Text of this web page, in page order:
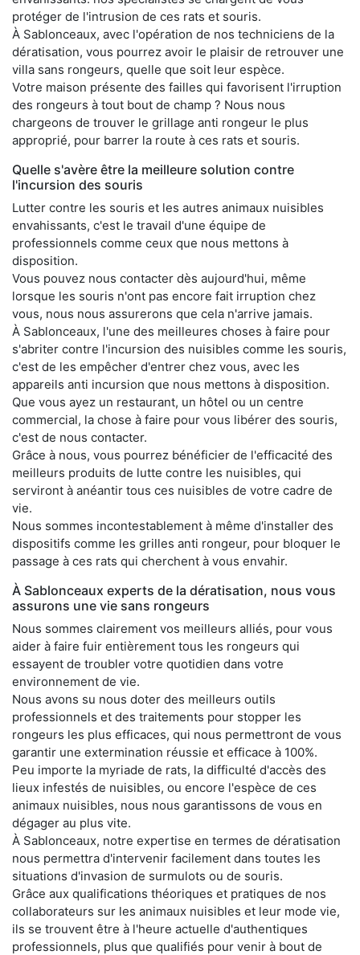
protéger de l'intrusion de ces rats et souris.
À Sablonceaux, avec l'opération de nos techniciens de la
dératisation, vous pourrez avoir le plaisir de retrouver une
villa sans rongeurs, quelle que soit leur espèce.
Votre maison présente des failles qui favorisent l'irruption
des rongeurs à tout bout de champ ? Nous nous
chargeons de trouver le grillage anti rongeur le plus
approprié, pour barrer la route à ces rats et souris.
Quelle s'avère être la meilleure solution contre
l'incursion des souris
Lutter contre les souris et les autres animaux nuisibles
envahissants, c'est le travail d'une équipe de
professionnels comme ceux que nous mettons à
disposition.
Vous pouvez nous contacter dès aujourd'hui, même
lorsque les souris n'ont pas encore fait irruption chez
vous, nous nous assurerons que cela n'arrive jamais.
À Sablonceaux, l'une des meilleures choses à faire pour
s'abriter contre l'incursion des nuisibles comme les souris,
c'est de les empêcher d'entrer chez vous, avec les
appareils anti incursion que nous mettons à disposition.
Que vous ayez un restaurant, un hôtel ou un centre
commercial, la chose à faire pour vous libérer des souris,
c'est de nous contacter.
Grâce à nous, vous pourrez bénéficier de l'efficacité des
meilleurs produits de lutte contre les nuisibles, qui
serviront à anéantir tous ces nuisibles de votre cadre de
vie.
Nous sommes incontestablement à même d'installer des
dispositifs comme les grilles anti rongeur, pour bloquer le
passage à ces rats qui cherchent à vous envahir.
À Sablonceaux experts de la dératisation, nous vous
assurons une vie sans rongeurs
Nous sommes clairement vos meilleurs alliés, pour vous
aider à faire fuir entièrement tous les rongeurs qui
essayent de troubler votre quotidien dans votre
environnement de vie.
Nous avons su nous doter des meilleurs outils
professionnels et des traitements pour stopper les
rongeurs les plus efficaces, qui nous permettront de vous
garantir une extermination réussie et efficace à 100%.
Peu importe la myriade de rats, la difficulté d'accès des
lieux infestés de nuisibles, ou encore l'espèce de ces
animaux nuisibles, nous nous garantissons de vous en
dégager au plus vite.
À Sablonceaux, notre expertise en termes de dératisation
nous permettra d'intervenir facilement dans toutes les
situations d'invasion de surmulots ou de souris.
Grâce aux qualifications théoriques et pratiques de nos
collaborateurs sur les animaux nuisibles et leur mode vie,
ils se trouvent être à l'heure actuelle d'authentiques
professionnels, plus que qualifiés pour venir à bout de